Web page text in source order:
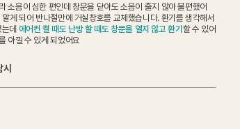
소음이 심한 편인데 창문을 닫아도 소음이 줄지 않아 불편했어
게 되어 반나절만에 거실창호를 교체했습니다. 환기를 생각해서
데 에어컨 켤 때도 난방 할 때도 창문을 열지 않고 환기 할 수 있어
아낄 수 있게 되었어요